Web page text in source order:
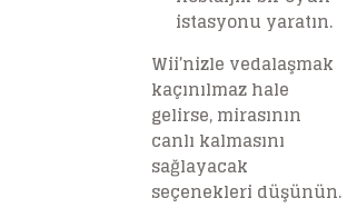
istasyonu yaratın.
Wii’nizle vedalaşmak
kaçınılmaz hale
gelirse, mirasının
canlı kalmasını
sağlayacak
seçenekleri düşünün.